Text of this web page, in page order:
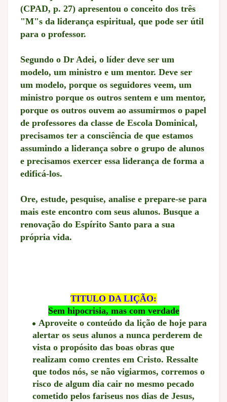
(CPAD, p. 27) apresentou o conceito dos três
"M"s da liderança espiritual, que pode ser útil
para o professor.
Segundo o Dr Adei, o líder deve ser um
modelo, um ministro e um mentor. Deve ser
um modelo, porque os seguidores veem, um
ministro porque os outros sentem e um mentor,
porque os outros ouvem ao assumirmos o papel
de professores da classe de Escola Dominical,
precisamos ter a consciência de que estamos
assumindo a liderança sobre o grupo de alunos
e precisamos exercer essa liderança de forma a
edificá-los.
Ore, estude, pesquise, analise e prepare-se para
mais este encontro com seus alunos. Busque a
renovação do Espírito Santo para a sua
própria vida.
TITULO DA LIÇÃO:
Sem hipocrisia, mas com verdade
Aproveite o conteúdo da lição de hoje para
alertar os seus alunos a nunca perderem de
vista o propósito das boas obras que
realizam como crentes em Cristo. Ressalte
que todos nós, se não vigiarmos, corremos o
risco de algum dia cair no mesmo pecado
cometido pelos fariseus nos dias de Jesus,